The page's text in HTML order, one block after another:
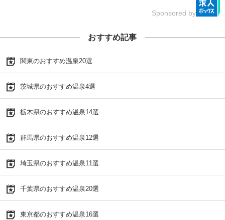
Sponsored by
おすすめ記事
関東のおすすめ温泉20選
茨城県のおすすめ温泉4選
栃木県のおすすめ温泉14選
群馬県のおすすめ温泉12選
埼玉県のおすすめ温泉11選
千葉県のおすすめ温泉20選
東京都のおすすめ温泉16選